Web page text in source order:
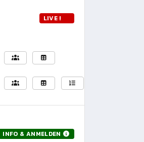
LIVE !
INFO & ANMELDEN